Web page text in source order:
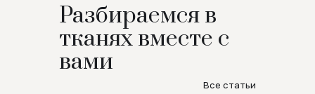
Разбираемся в
тканях вместе с
вами
Все статьи